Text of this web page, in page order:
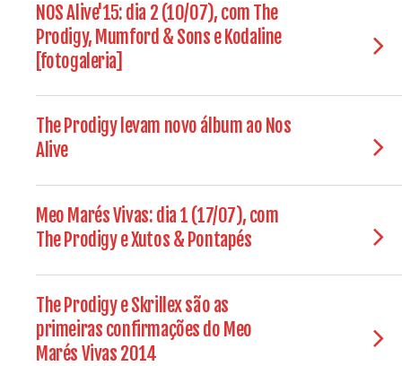
NOS Alive'15: dia 2 (10/07), com The
Prodigy, Mumford & Sons e Kodaline
[fotogaleria]
The Prodigy levam novo álbum ao Nos
Alive
Meo Marés Vivas: dia 1 (17/07), com
The Prodigy e Xutos & Pontapés
The Prodigy e Skrillex são as
primeiras confirmações do Meo
Marés Vivas 2014